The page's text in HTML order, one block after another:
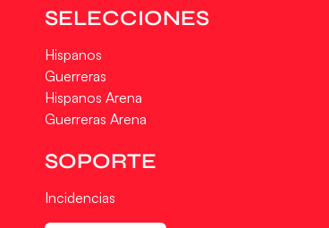
SELECCIONES
Hispanos
Guerreras
Hispanos Arena
Guerreras Arena
SOPORTE
Incidencias